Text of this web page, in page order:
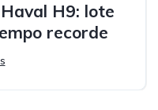
H9: lote
recorde